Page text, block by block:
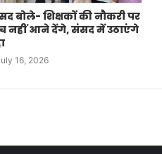
बोले- शिक्षकों की नौकरी पर
नहीं आने देंगे, संसद में उठाएंगे
16, 2026